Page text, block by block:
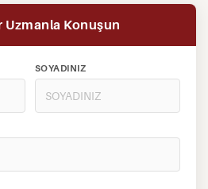
Uzmanla Konuşun
SOYADINIZ